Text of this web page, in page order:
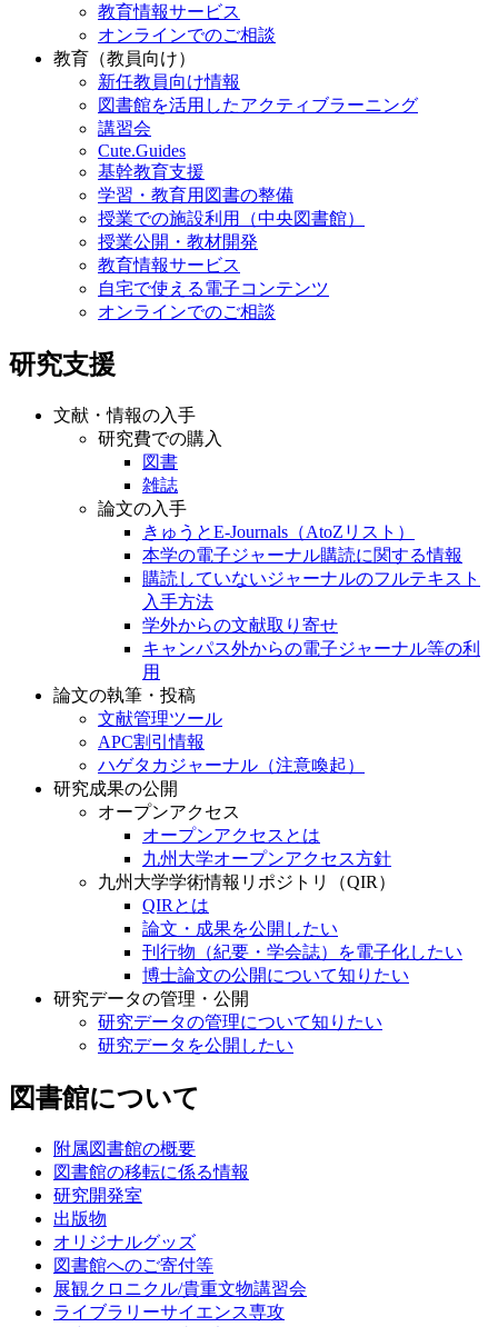
教育情報サービス
オンラインでのご相談
教育（教員向け）
新任教員向け情報
図書館を活用したアクティブラーニング
講習会
Cute.Guides
基幹教育支援
学習・教育用図書の整備
授業での施設利用（中央図書館）
授業公開・教材開発
教育情報サービス
自宅で使える電子コンテンツ
オンラインでのご相談
研究支援
文献・情報の入手
研究費での購入
図書
雑誌
論文の入手
きゅうとE-Journals（AtoZリスト）
本学の電子ジャーナル購読に関する情報
購読していないジャーナルのフルテキスト
入手方法
学外からの文献取り寄せ
キャンパス外からの電子ジャーナル等の利
用
論文の執筆・投稿
文献管理ツール
APC割引情報
ハゲタカジャーナル（注意喚起）
研究成果の公開
オープンアクセス
オープンアクセスとは
九州大学オープンアクセス方針
九州大学学術情報リポジトリ（QIR）
QIRとは
論文・成果を公開したい
刊行物（紀要・学会誌）を電子化したい
博士論文の公開について知りたい
研究データの管理・公開
研究データの管理について知りたい
研究データを公開したい
図書館について
附属図書館の概要
図書館の移転に係る情報
研究開発室
出版物
オリジナルグッズ
図書館へのご寄付等
展観クロニクル/貴重文物講習会
ライブラリーサイエンス専攻